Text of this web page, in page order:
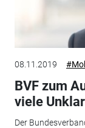
08.11.2019
BVF zum
viele
Der